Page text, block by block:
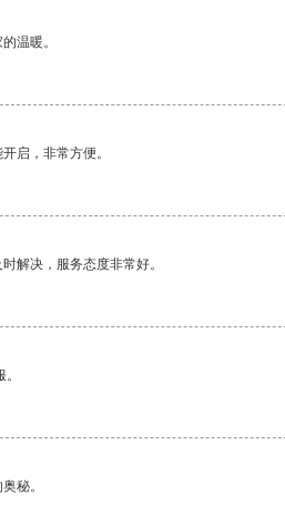
温暖。
启，非常方便。
解决，服务态度非常好。
秘。